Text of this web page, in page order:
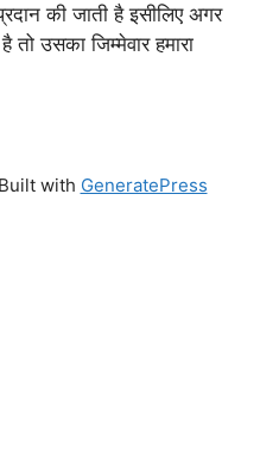
की जाती है इसीलिए अगर
उसका जिम्मेवार हमारा
with GeneratePress